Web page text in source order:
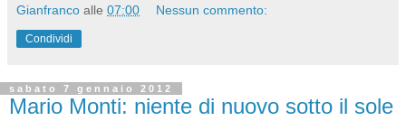
Gianfranco alle 07:00 Nessun commento:
Condividi
sabato 7 gennaio 2012
Mario Monti: niente di nuovo sotto il sole